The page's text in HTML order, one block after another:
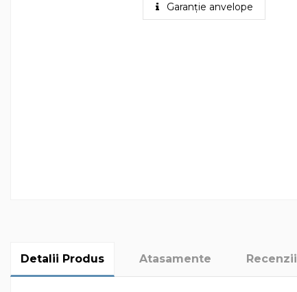
Garanție anvelope
Detalii Produs Atasamente Recenzii